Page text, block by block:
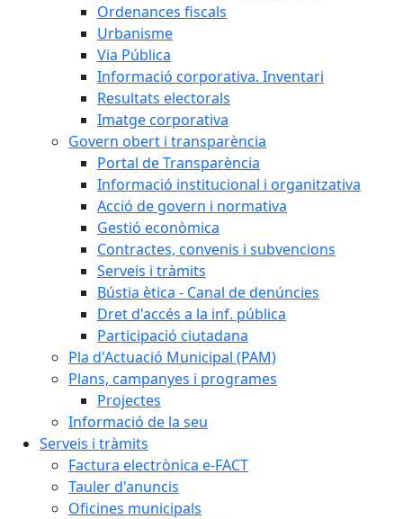
Ordenances fiscals
Urbanisme
Via Pública
Informació corporativa. Inventari
Resultats electorals
Imatge corporativa
Govern obert i transparència
Portal de Transparència
Informació institucional i organitzativa
Acció de govern i normativa
Gestió econòmica
Contractes, convenis i subvencions
Serveis i tràmits
Bústia ètica - Canal de denúncies
Dret d'accés a la inf. pública
Participació ciutadana
Pla d'Actuació Municipal (PAM)
Plans, campanyes i programes
Projectes
Informació de la seu
Serveis i tràmits
Factura electrònica e-FACT
Tauler d'anuncis
Oficines municipals